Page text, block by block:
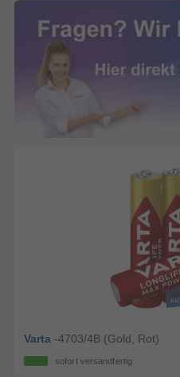
Varta -4703/4B (Gold, Rot)
sofort versandfertig